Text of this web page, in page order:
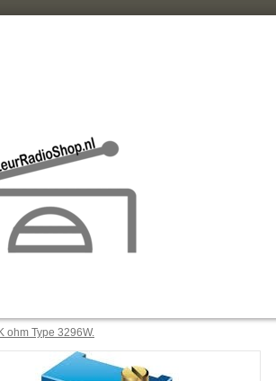
ohm Type 3296W.